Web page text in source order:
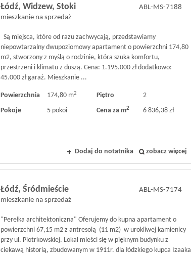
Łódź, Widzew, Stoki
mieszkanie na sprzedaż
ABL-MS-7188
Są miejsca, które od razu zachwycają, przedstawiamy
niepowtarzalny dwupoziomowy apartament o powierzchni 174,80
m2, stworzony z myślą o rodzinie, która szuka komfortu,
przestrzeni i klimatu z duszą. Cena: 1.195.000 zł dodatkowo:
45.000 zł garaż. Mieszkanie ...
Powierzchnia 174,80 m2 Piętro
2
Pokoje
5 pokoi Cena za m2 6 836,38 zł
Dodaj do notatnika zobacz więcej
Łódź, Śródmieście
mieszkanie na sprzedaż
ABL-MS-7174
"Perełka architektoniczna" Oferujemy do kupna apartament o
powierzchni 67,15 m2 z antresolą (11 m2) w urokliwej kamienicy
przy ul. Piotrkowskiej. Lokal mieści się w pięknym budynku z
ciekawą historią, zbudowanym w 1911r. dla łódzkiego kupca Izaaka